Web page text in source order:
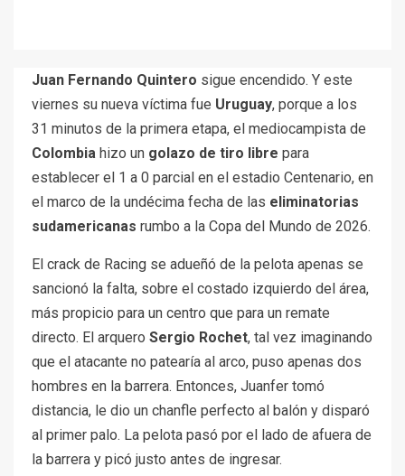
Juan Fernando Quintero sigue encendido. Y este
viernes su nueva víctima fue Uruguay, porque a los
31 minutos de la primera etapa, el mediocampista de
Colombia hizo un golazo de tiro libre para
establecer el 1 a 0 parcial en el estadio Centenario, en
el marco de la undécima fecha de las eliminatorias
sudamericanas rumbo a la Copa del Mundo de 2026.
El crack de Racing se adueñó de la pelota apenas se
sancionó la falta, sobre el costado izquierdo del área,
más propicio para un centro que para un remate
directo. El arquero Sergio Rochet, tal vez imaginando
que el atacante no patearía al arco, puso apenas dos
hombres en la barrera. Entonces, Juanfer tomó
distancia, le dio un chanfle perfecto al balón y disparó
al primer palo. La pelota pasó por el lado de afuera de
la barrera y picó justo antes de ingresar.